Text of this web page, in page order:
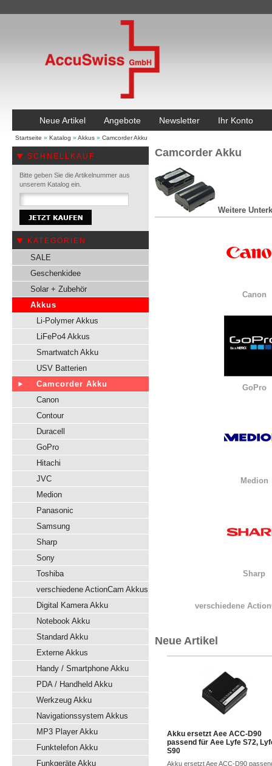
Neue Artikel Angebote Newsletter Ihr Konto
Startseite » Katalog » Akkus » Camcorder Akku
SCHNELLKAUF
Bitte geben Sie die Artikelnummer aus
unserem Katalog ein.
KATEGORIEN
SALE
Geschenkidee
Solar + Zubehör
Akkus
Li-Polymer Akkus
LiFePo4 Akkus
Smartwatch Akku
USV Batterien
Camcorder Akku
Canon
Contour
Duracell
GoPro
Hitachi
JVC
Medion
Panasonic
Samsung
Sharp
Sony
Toshiba
verschiedene ActionCam Akkus
Digital Kamera Akku
Notebook Akku
Standard Akku
Externe Akkus
Handy / Smartphone Akku
PDA / Handheld Akku
Werkzeug Akku
Navigationssystem Akkus
MP3 Player Akku
Funktelefon Akku
Funkgeräte Akku
Camcorder Akku
Weitere
Canon
GoPro
Medion
Sharp
verschiedene
Neue Artikel
Akku ersetzt Aee ACC-D90
passend für Aee Lyfe S72,
S90
Akku ersetzt Aee ACC-D90